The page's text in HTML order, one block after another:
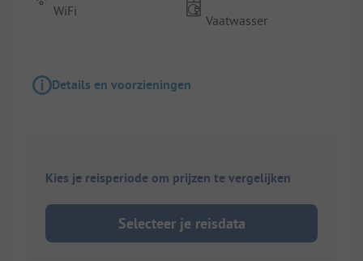
WiFi
Vaatwasser
Details en voorzieningen
Kies je reisperiode om prijzen te vergelijken
Selecteer je reisdata